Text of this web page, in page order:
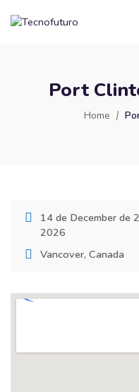
Port
Home
14 de December de
2026
Vancover, Canada